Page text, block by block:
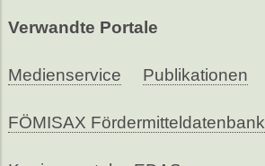
Verwandte Portale
Medienservice Publikationen
FÖMISAX Fördermitteldatenbank